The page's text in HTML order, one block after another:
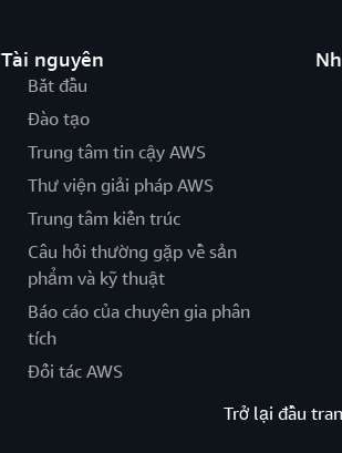
Tài nguyên
Bắt đầu
Đào tạo
Trung tâm tin cậy AWS
Thư viện giải pháp AWS
Trung tâm kiến trúc
Câu hỏi thường gặp về sản
phẩm và kỹ thuật
Báo cáo của chuyên gia phân
tích
Đối tác AWS
Trở lại đầu